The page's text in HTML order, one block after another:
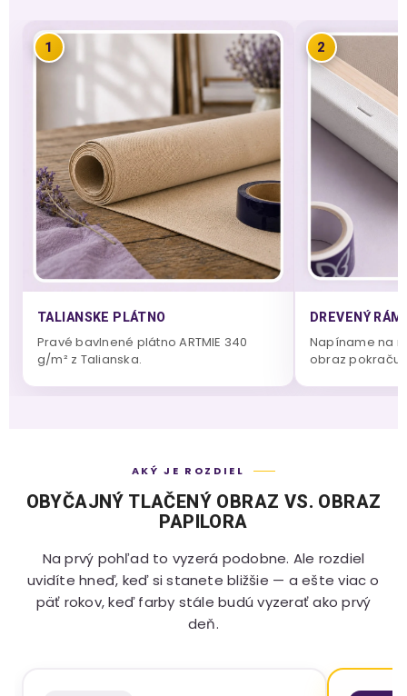
1
TALIANSKE PLÁTNO
Pravé bavlnené plátno ARTMIE 340
g/m² z Talianska.
2
DREVENÝ
Napíname na
obraz
AKÝ JE ROZDIEL
OBYČAJNÝ TLAČENÝ OBRAZ VS. OBRAZ
PAPILORA
Na prvý pohľad to vyzerá podobne. Ale rozdiel
uvidíte hneď, keď si stanete bližšie — a ešte viac o
päť rokov, keď farby stále budú vyzerať ako prvý
deň.